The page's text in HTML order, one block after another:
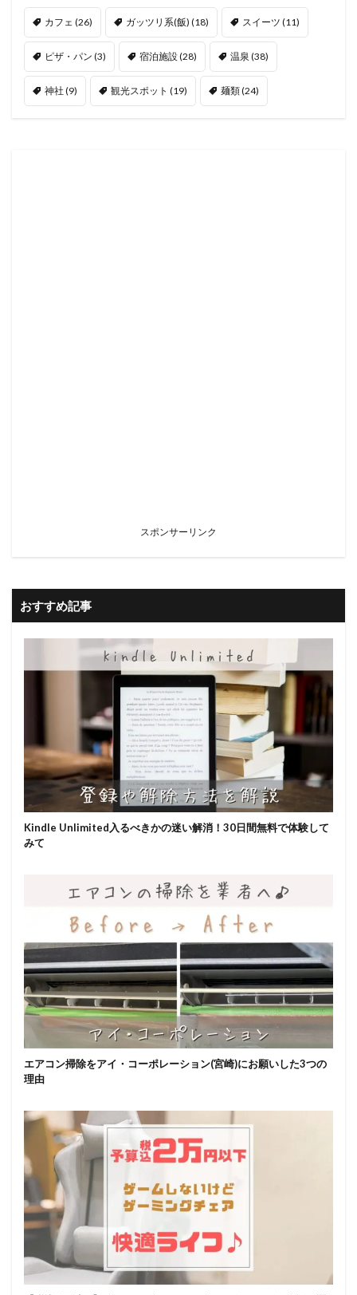
カフェ (26) ガッツリ系(飯) (18) スイーツ (11)
ピザ・パン (3) 宿泊施設(28) 温泉 (38)
神社 (9) 観光スポット (19) 麺類(24)
スポンサーリンク
おすすめ記事
Kindle Unlimited入るべきかの迷い解消！30日間無料で体験して
みて
エアコン掃除をアイ・コーポレーション(宮崎)にお願いした3つの
理由